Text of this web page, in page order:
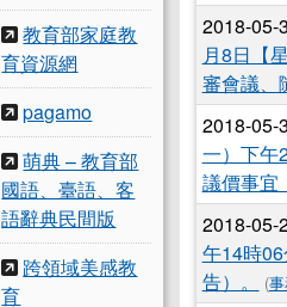
教育部家庭教
育資源網
pagamo
萌典 – 教育部
國語、臺語、客
語辭典民間版
跨領域美感教
育
2018-05-
月8日【
審會議、
2018-05-
一）下午
議價事宜
2018-05-
午14時
告）。
(